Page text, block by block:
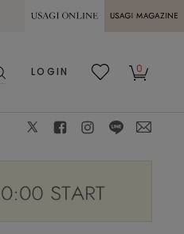
熊本県熊本地方を震源とする地震の影響に
MAGAZINE
LOGIN
0